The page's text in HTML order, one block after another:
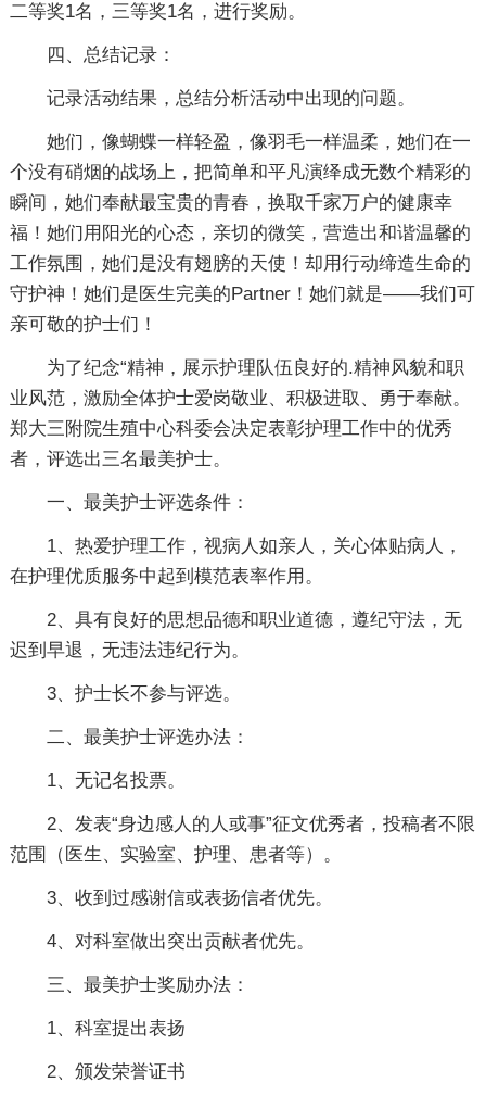
二等奖1名，三等奖1名，进行奖励。
四、总结记录：
记录活动结果，总结分析活动中出现的问题。
她们，像蝴蝶一样轻盈，像羽毛一样温柔，她们在一
个没有硝烟的战场上，把简单和平凡演绎成无数个精彩的
瞬间，她们奉献最宝贵的青春，换取千家万户的健康幸
福！她们用阳光的心态，亲切的微笑，营造出和谐温馨的
工作氛围，她们是没有翅膀的天使！却用行动缔造生命的
守护神！她们是医生完美的Partner！她们就是——我们可
亲可敬的护士们！
为了纪念“精神，展示护理队伍良好的.精神风貌和职
业风范，激励全体护士爱岗敬业、积极进取、勇于奉献。
郑大三附院生殖中心科委会决定表彰护理工作中的优秀
者，评选出三名最美护士。
一、最美护士评选条件：
1、热爱护理工作，视病人如亲人，关心体贴病人，
在护理优质服务中起到模范表率作用。
2、具有良好的思想品德和职业道德，遵纪守法，无
迟到早退，无违法违纪行为。
3、护士长不参与评选。
二、最美护士评选办法：
1、无记名投票。
2、发表“身边感人的人或事”征文优秀者，投稿者不限
范围（医生、实验室、护理、患者等）。
3、收到过感谢信或表扬信者优先。
4、对科室做出突出贡献者优先。
三、最美护士奖励办法：
1、科室提出表扬
2、颁发荣誉证书